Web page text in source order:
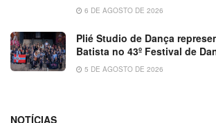
6 DE AGOSTO DE 2026
Plié Studio de Dança
Batista no 43º Festival de
5 DE AGOSTO DE 2026
NOTÍCIAS